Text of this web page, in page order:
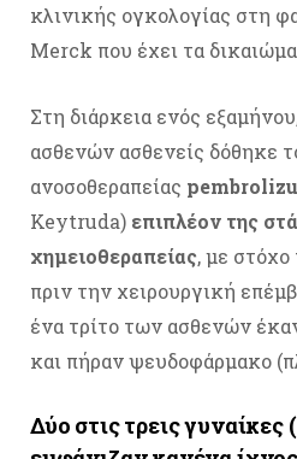
κλινικής ογκολογίας στη
Merck που έχει τα
Στη διάρκεια ενός
ασθενών ασθενείς δόθηκε
ανοσοθεραπείας
Keytruda) επιπλέον της
χημειοθεραπείας, με
πριν την χειρουργική
ένα τρίτο των ασθενών
και πήραν ψευδοφάρμακο
Δύο στις τρεις γυναίκες